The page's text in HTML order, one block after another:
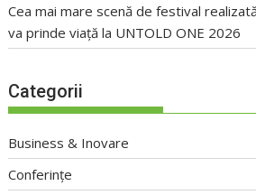
Cea mai mare scenă de festival
va prinde viață la UNTOLD ONE 2026
Categorii
Business & Inovare
Conferințe